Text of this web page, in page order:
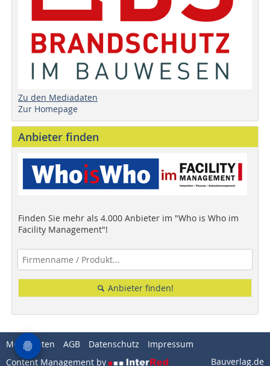
Zu den Mediadaten
Zur Homepage
Anbieter finden
Finden Sie mehr als 4.000 Anbieter im "Who is Who im
Facility Management"!
Anbieter finden!
Mediadaten AGB Datenschutz
Impressum
Content Management by
Bauverlag.de